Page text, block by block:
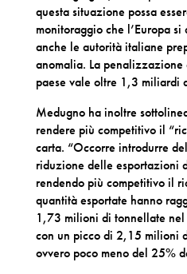
questa situazione possa
monitoraggio che l’Europa
anche le autorità italiane
anomalia. La
paese vale oltre 1,3 miliardi
Medugno ha inoltre
rendere più competitivo il
carta. “Occorre introdurre
riduzione delle esportazioni
rendendo più competitivo il
quantità esportate hanno
1,73 milioni di tonnellate
con un picco di 2,15 milioni
ovvero poco meno del 25%